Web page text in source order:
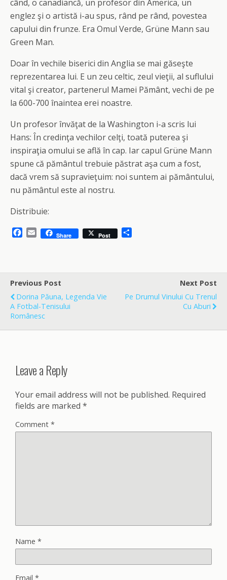
când, o canadiancă, un profesor din America, un
englez şi o artistă i-au spus, rând pe rând, povestea
capului din frunze. Era Omul Verde, Grüne Mann sau
Green Man.
Doar în vechile biserici din Anglia se mai găseşte
reprezentarea lui. E un zeu celtic, zeul vieţii, al suflului
vital şi creator, partenerul Mamei Pământ, vechi de pe
la 600-700 înaintea erei noastre.
Un profesor învăţat de la Washington i-a scris lui
Hans: În credinţa vechilor celţi, toată puterea şi
inspiraţia omului se află în cap. Iar capul Grüne Mann
spune că pământul trebuie păstrat aşa cum a fost,
dacă vrem să supravieţuim: noi suntem ai pământului,
nu pământul este al nostru.
Distribuie:
b
o
o
k
E
l
Share Post
e
Previous Post
Dorina Păuna, Legenda Vie
A Fotbal-Tenisului
Românesc
Next Post
Pe Drumul Vinului Cu Trenul
Cu Aburi
Leave a Reply
Your email address will not be published. Required
fields are marked *
Comment *
Name *
Email *